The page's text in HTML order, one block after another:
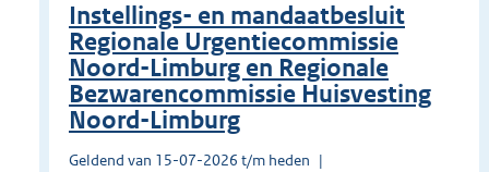
Instellings- en mandaatbesluit
Regionale Urgentiecommissie
Noord-Limburg en Regionale
Bezwarencommissie Huisvesting
Noord-Limburg
Geldend van 15-07-2026 t/m heden